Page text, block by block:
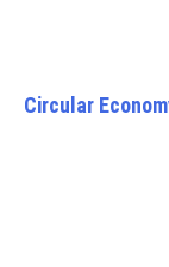
Circular